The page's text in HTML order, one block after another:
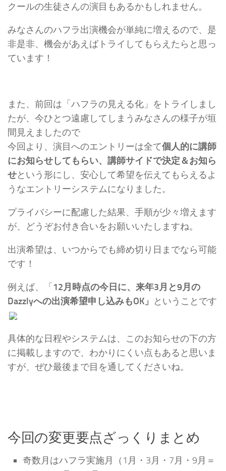
クールの生徒さんの演目もあるかもしれません。
みなさんのハフラ出演機会が単純に増えるので、是
非是非、機会があえばトライしてもらえたらと思っ
ています！
また、前回は「ハフラの見える化」をトライしまし
たが、今ひとつ遠慮してしまうみなさんの様子が垣
間見えましたので
今回より、演目へのエントリーは全て個人的に講師
にお知らせしてもらい、講師サイドで決定＆お知ら
せという形にし、安心して希望を伝えてもらえるよ
うなエントリーシステムになりました。
プライバシーに配慮した結果、手順が少々増えます
が、どうぞお付き合いをお願いいたしますね。
出演希望は、いつからでも締め切り日までなら可能
です！
例えば、「 12月時点の今日に、来年3月と9月の
Dazzlyへの出演希望申し込みもOK」
ということです
具体的な日程やシステムは、このお知らせの下の方
に掲載しますので、わかりにくい点もあると思いま
すが、ぜひ最後まで目を通してくださいね。
今回の変更要点ざっくりまとめ
奇数月はハフラ実施月（1月・3月・7月・9月＝